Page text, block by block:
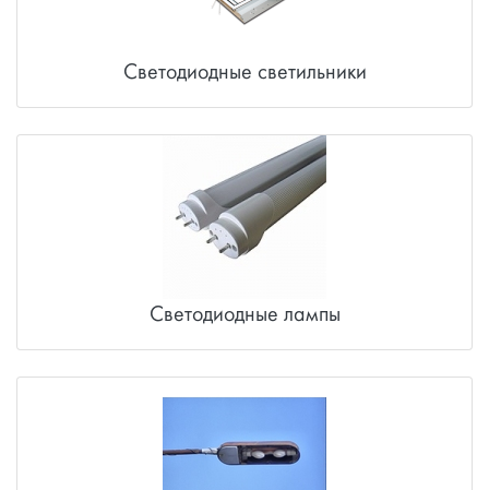
Светодиодные светильники
Потолочные светодиодные светильники
Уличные светодиодные светильники
Светодиодные лампы